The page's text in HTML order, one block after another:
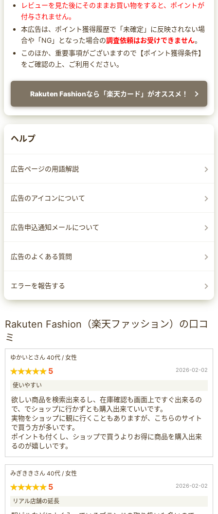
レビューを見た後にそのままお買い物をすると、ポイントが
付与されません。
本広告は、ポイント獲得履歴で「未確定」に反映されない場
合や「NG」となった場合の調査依頼はお受けできません。
このほか、重要事項がございますので【ポイント獲得条件】
をご確認の上、ご利用ください。
Rakuten Fashionなら「楽天カード」がオススメ！
ヘルプ
広告ページの用語解説
広告のアイコンについて
広告申込通知メールについて
広告のよくある質問
エラーを報告する
Rakuten Fashion（楽天ファッション）の口コ
ミ
ゆかいとさん 40代 / 女性
5 2026-02-02
使いやすい
欲しい商品を検索出来るし、在庫確認も画面上ですぐ出来るの
で、でショップに行かずとも購入出来ていいです。
実物をショップに観に行くこともありますが、こちらのサイト
で買う方が多いです。
ポイントも付くし、ショップで買うよりお得に商品を購入出来
るのが嬉しいです。
みぎききさん 40代 / 女性
5 2026-02-02
リアル店舗の延長